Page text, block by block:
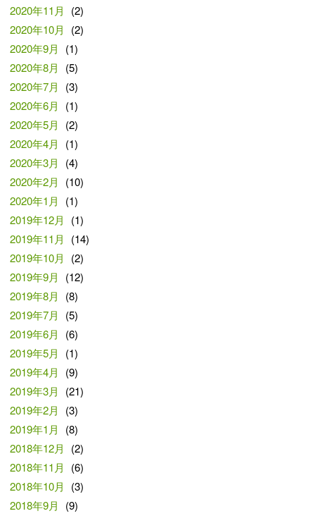
2020年11月
(2)
2020年10月
(2)
2020年9月
(1)
2020年8月
(5)
2020年7月
(3)
2020年6月
(1)
2020年5月
(2)
2020年4月
(1)
2020年3月
(4)
2020年2月
(10)
2020年1月
(1)
2019年12月
(1)
2019年11月
(14)
2019年10月
(2)
2019年9月
(12)
2019年8月
(8)
2019年7月
(5)
2019年6月
(6)
2019年5月
(1)
2019年4月
(9)
2019年3月
(21)
2019年2月
(3)
2019年1月
(8)
2018年12月
(2)
2018年11月
(6)
2018年10月
(3)
2018年9月
(9)